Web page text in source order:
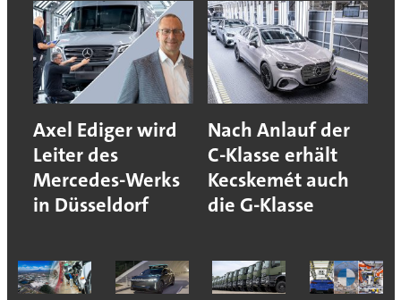
Axel Ediger wird
Leiter des
Mercedes-Werks
in Düsseldorf
Nach Anlauf der
C-Klasse erhält
Kecskemét auch
die G-Klasse